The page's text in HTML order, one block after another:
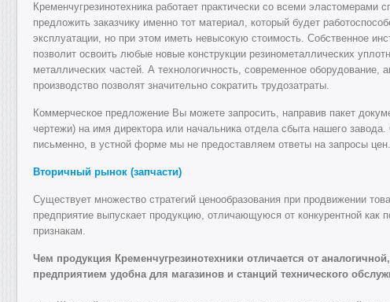
Кременчугрезинотехника работает практически со всеми эластомерами
предложить заказчику именно тот материал, который будет
эксплуатации, но при этом иметь невысокую стоимость. Собственное
позволит освоить любые новые конструкции резинометаллических
металлических частей. А технологичность, современное оборудование,
производство позволят значительно сократить трудозатраты.
Коммерческое предложение Вы можете запросить, направив пакет
чертежи) на имя директора или начальника отдела сбыта нашего
письменно, в устной форме мы не предоставляем ответы на запросы цен.
Вторичный рынок (запчасти)
Существует множество стратегий ценообразования при продвижении
предприятие выпускает продукцию, отличающуюся от конкурентной как
признакам.
Чем продукция Кременчугрезинотехники отличается от
предприятием удобна для магазинов и станций технического